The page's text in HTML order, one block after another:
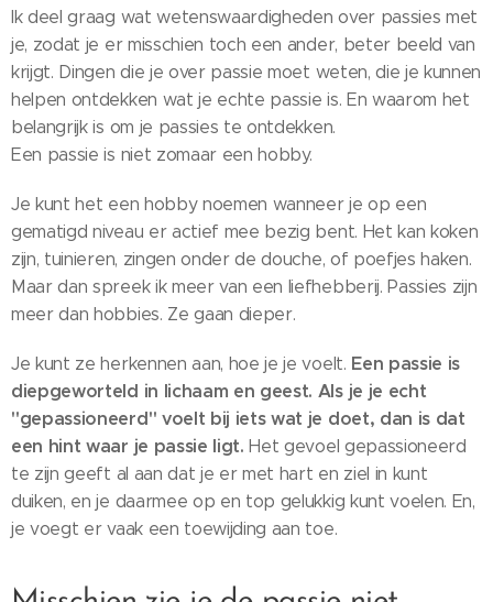
Ik deel graag wat wetenswaardigheden over passies met
je, zodat je er misschien toch een ander, beter beeld van
krijgt. Dingen die je over passie moet weten, die je kunnen
helpen ontdekken wat je echte passie is. En waarom het
belangrijk is om je passies te ontdekken.
Een passie is niet zomaar een hobby.
Je kunt het een hobby noemen wanneer je op een
gematigd niveau er actief mee bezig bent. Het kan koken
zijn, tuinieren, zingen onder de douche, of poefjes haken.
Maar dan spreek ik meer van een liefhebberij. Passies zijn
meer dan hobbies. Ze gaan dieper.
Je kunt ze herkennen aan, hoe je je voelt. Een passie is
diepgeworteld in lichaam en geest. Als je je echt
"gepassioneerd" voelt bij iets wat je doet, dan is dat
een hint waar je passie ligt. Het gevoel gepassioneerd
te zijn geeft al aan dat je er met hart en ziel in kunt
duiken, en je daarmee op en top gelukkig kunt voelen. En,
je voegt er vaak een toewijding aan toe.